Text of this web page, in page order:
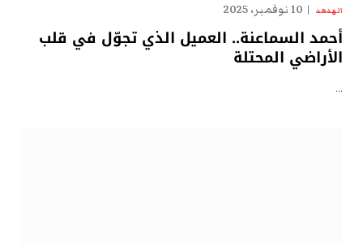
الهدهد 10 نوفمبر، 2025
أحمد السماعنة.. العميل الذي تجوّل في قلب
الأراضي المحتلة
…